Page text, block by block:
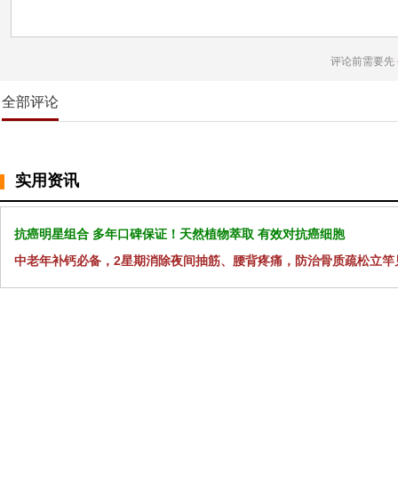
评论前需要先
全部评论
实用资讯
抗癌明星组合 多年口碑保证！天然植物萃取 有效对抗癌细胞
中老年补钙必备，2星期消除夜间抽筋、腰背疼痛，防治骨质疏松立竿